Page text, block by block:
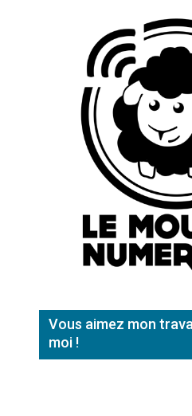
Vous aimez mon
moi !